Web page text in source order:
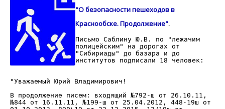
"О безопасности пешеходов в
Краснообске. Продолжение".
Письмо Саблину Ю.В. по "лежачим
полицейским" на дорогах от
"Сибириады" до базара и до
институтов подписали 18 человек:
"Уважаемый Юрий Владимирович!
В продолжение писем: входящий №792-ш от 26.10.11,
№844 от 16.11.11, №199-ш от 25.04.2012, 448-19ш от